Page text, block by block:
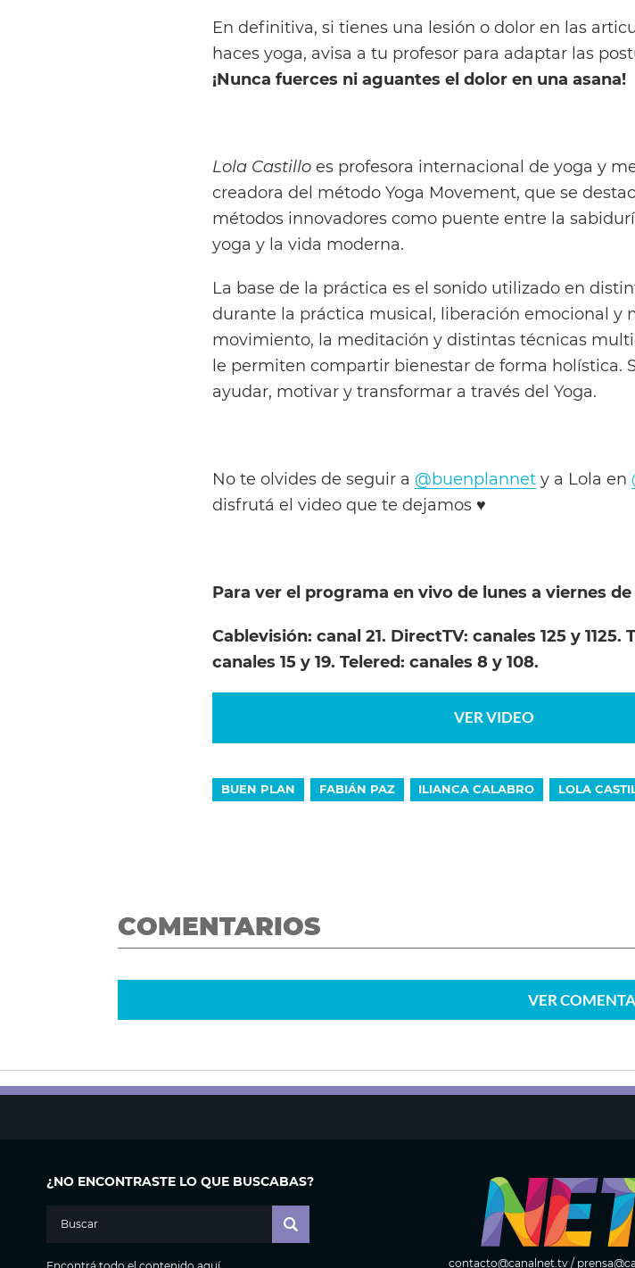
En definitiva, si tienes una lesión o dolor en las
haces yoga, avisa a tu profesor para adaptar las
¡Nunca fuerces ni aguantes el dolor en una asana!
Lola Castillo es profesora internacional de yoga y
creadora del método Yoga Movement, que se
métodos innovadores como puente entre la
yoga y la vida moderna.
La base de la práctica es el sonido utilizado en
durante la práctica musical, liberación emocional y
movimiento, la meditación y distintas técnicas
le permiten compartir bienestar de forma holística.
ayudar, motivar y transformar a través del Yoga.
No te olvides de seguir a @buenplannet y a Lola en
disfrutá el video que te dejamos ♥
Para ver el programa en vivo de lunes a viernes de
Cablevisión: canal 21. DirectTV: canales 125 y 1125.
canales 15 y 19. Telered: canales 8 y 108.
VER VIDEO
BUEN PLAN FABIÁN PAZ ILIANCA CALABRO LOLA
COMENTARIOS
VER
¿NO ENCONTRASTE LO QUE BUSCABAS?
contacto@canalnet.tv/